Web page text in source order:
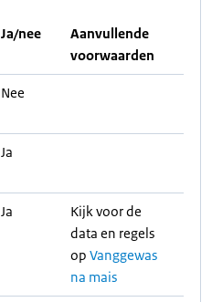
Ja/nee
Aanvullende
voorwaarden
Nee
Ja
Ja
Kijk voor de
data en regels
op Vanggewas
na mais